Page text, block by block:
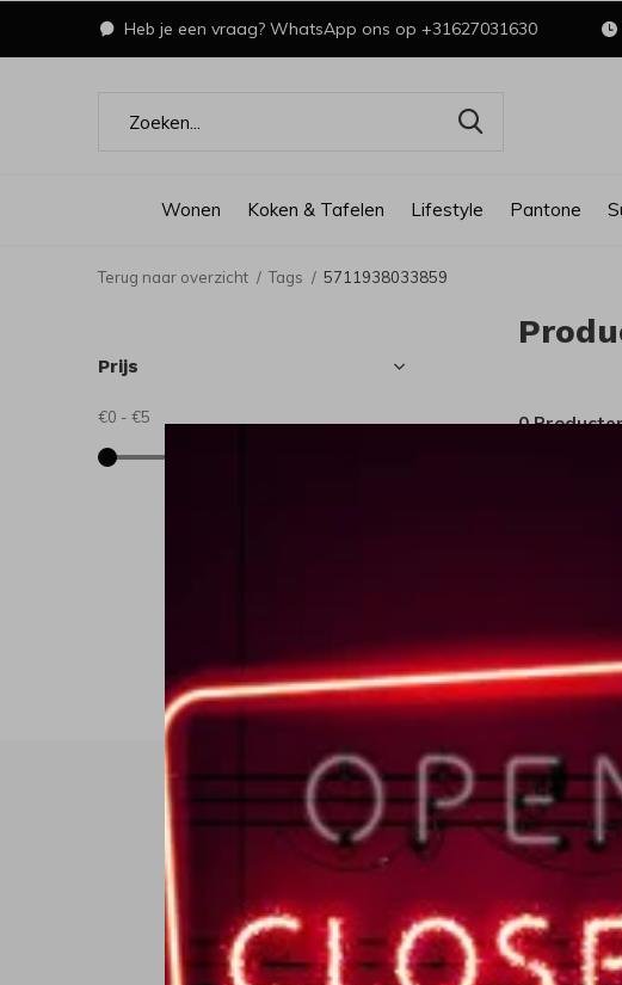
Wonen Koken & Tafelen Lifestyle Pantone
Heb je een vraag? WhatsApp ons op +31627031630
Terug naar overzicht Tags 5711938033859
0
Prijs
€0 - €5